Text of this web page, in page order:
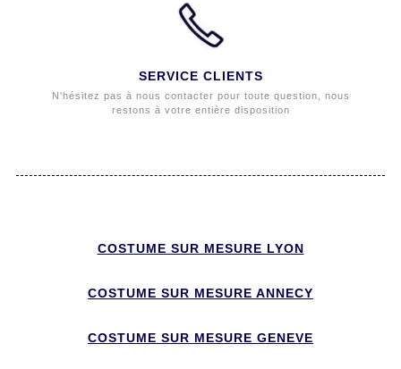
SERVICE CLIENTS
N'hésitez pas à nous contacter pour toute question, nous
restons à votre entière disposition
COSTUME SUR MESURE LYON
COSTUME SUR MESURE ANNECY
COSTUME SUR MESURE GENEVE